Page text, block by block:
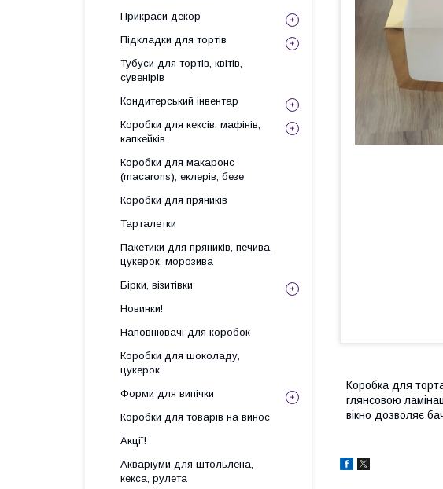
Коробка для
глянсовою
вікно дозволяє
Прикраси декор
Підкладки для тортів
Тубуси для тортів, квітів,
сувенірів
Кондитерський інвентар
Коробки для кексів, мафінів,
капкейків
Коробки для макаронс
(macarons), еклерів, безе
Коробки для пряників
Тарталетки
Пакетики для пряників, печива,
цукерок, морозива
Бірки, візитівки
Новинки!
Наповнювачі для коробок
Коробки для шоколаду,
цукерок
Форми для випічки
Коробки для товарів на винос
Акції!
Акваріуми для штольлена,
кекса, рулета